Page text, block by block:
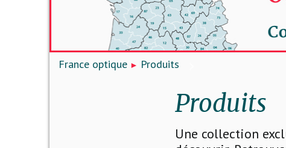
France optique Produits
Produits
Une collection